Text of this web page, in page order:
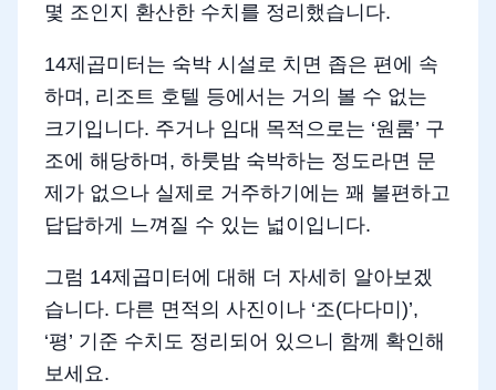
몇 조인지 환산한 수치를 정리했습니다.
14제곱미터는 숙박 시설로 치면 좁은 편에 속
하며, 리조트 호텔 등에서는 거의 볼 수 없는
크기입니다. 주거나 임대 목적으로는 ‘원룸’ 구
조에 해당하며, 하룻밤 숙박하는 정도라면 문
제가 없으나 실제로 거주하기에는 꽤 불편하고
답답하게 느껴질 수 있는 넓이입니다.
그럼 14제곱미터에 대해 더 자세히 알아보겠
습니다. 다른 면적의 사진이나 ‘조(다다미)’,
‘평’ 기준 수치도 정리되어 있으니 함께 확인해
보세요.